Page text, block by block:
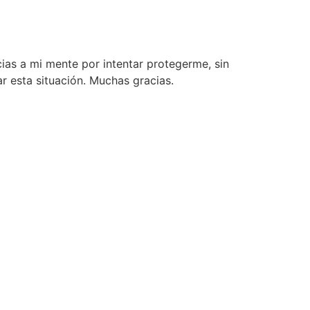
a mi mente por intentar protegerme, sin
esta situación. Muchas gracias.